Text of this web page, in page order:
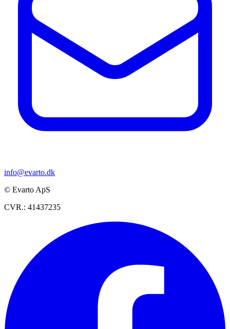
info@evarto.dk
© Evarto ApS
CVR.: 41437235